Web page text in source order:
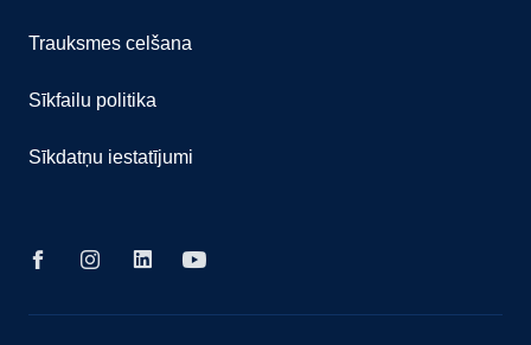
Trauksmes celšana
Sīkfailu politika
Sīkdatņu iestatījumi